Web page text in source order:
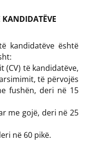
KANDIDATËVE
kandidatëve është
(CV) të kandidatëve,
të përvojës
fushën, deri në 15
me gojë, deri në 25
në 60 pikë.